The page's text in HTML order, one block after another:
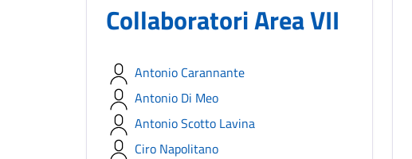
Collaboratori Area VII
Antonio Carannante
Antonio Di Meo
Antonio Scotto Lavina
Ciro Napolitano